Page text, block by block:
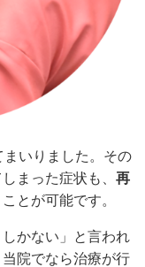
いりました。その
まった症状も、 再
とが可能です。
かない」と言われ
院でなら治療が行